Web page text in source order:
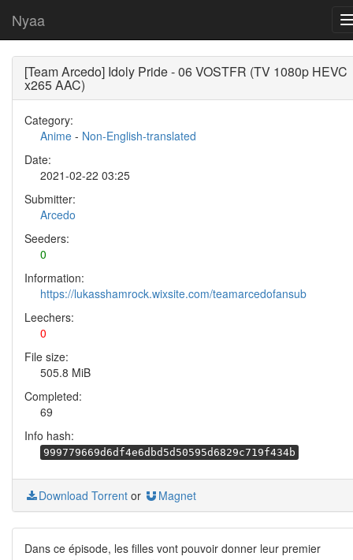
Nyaa
[Team Arcedo] Idoly Pride - 06 VOSTFR (TV 1080p HEVC
x265 AAC)
Category:
Anime - Non-English-translated
Date:
2021-02-22 03:25
Submitter:
Arcedo
Seeders:
0
Information:
https://lukasshamrock.wixsite.com/teamarcedofansub
Leechers:
0
File size:
505.8 MiB
Completed:
69
Info hash:
999779669d6df4e6dbd5d50595d6829c719f434b
Download Torrent or Magnet
Dans ce épisode, les filles vont pouvoir donner leur premier